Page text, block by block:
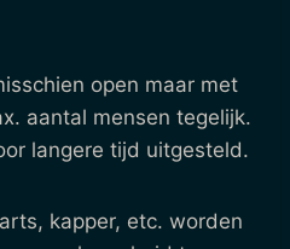
open maar met
aantal mensen tegelijk.
langere tijd uitgesteld.
kapper, etc. worden